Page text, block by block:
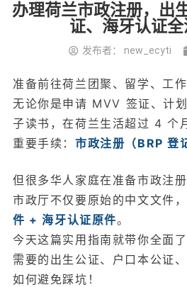
办理荷兰市政注册，出
证、海牙认证
发布者： new_ecyti
准备前往荷兰团聚、留学、工作
无论你是申请 MVV 签证、计
子读书，在荷兰生活超过 4 个
重要手续： 市政注册（BRP 登
但很多华人家庭在准备市政注
市政厅不仅要原始的中文文件
件 + 海牙认证原件。
今天这篇实用指南就带你全面
需要的出生公证、户口本公证
如何避免踩坑！